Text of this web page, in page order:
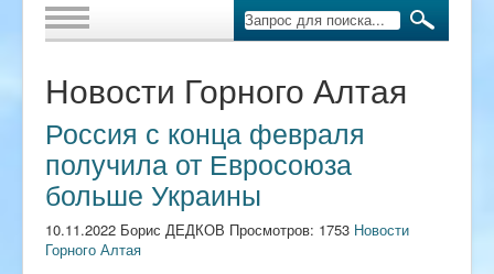
Новости Горного Алтая
Россия с конца февраля
получила от Евросоюза
больше Украины
10.11.2022 Борис ДЕДКОВ Просмотров: 1753 Новости
Горного Алтая